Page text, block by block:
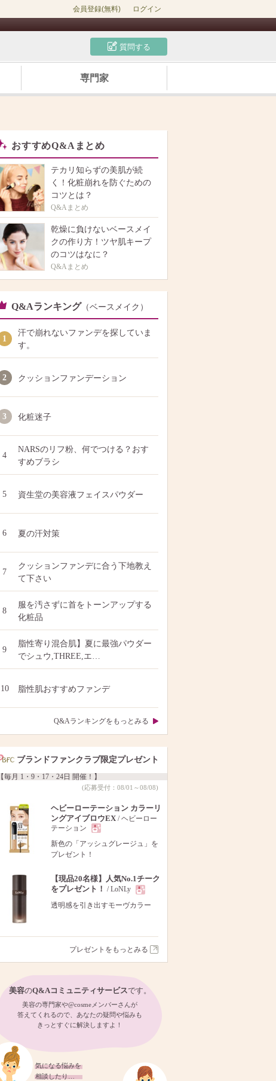
会員登録(無料) ログイン
質問する
専門家
おすすめQ&Aまとめ
テカリ知らずの美肌が続
く！化粧崩れを防ぐための
コツとは？
Q&Aまとめ
乾燥に負けないベースメイ
クの作り方！ツヤ肌キープ
のコツはなに？
Q&Aまとめ
Q&Aランキング （ベースメイク）
1
汗で崩れないファンデを探していま
す。
2 クッションファンデーション
3 化粧迷子
4
NARSのリフ粉、何でつける？おす
すめブラシ
5 資生堂の美容液フェイスパウダー
6 夏の汗対策
7
クッションファンデに合う下地教え
て下さい
8
服を汚さずに首をトーンアップする
化粧品
9
脂性寄り混合肌】夏に最強パウダー
でシュウ,THREE,エ…
10 脂性肌おすすめファンデ
Q&Aランキングをもっとみる
ブランドファンクラブ限定プレゼント
【毎月 1・9・17・24日 開催！】
(応募受付：08/01～08/08)
ヘビーローテーション カラーリ
ングアイブロウEX / ヘビーロー
テーション
現
新色の「アッシュグレージュ」を
プレゼント！
【現品20名様】人気No.1チーク
をプレゼント！ / LoNLy
現
透明感を引き出すモーヴカラー
プレゼントをもっとみる
美容のQ&Aコミュニティサービスです。
美容の専門家や@cosmeメンバーさんが
答えてくれるので、あなたの疑問や悩みも
きっとすぐに解決しますよ！
気になる悩みを
相談したり…